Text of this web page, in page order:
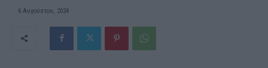
6 Αυγούστου, 2024